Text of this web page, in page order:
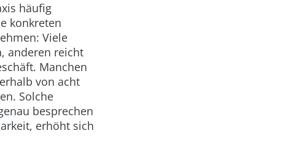
häufig
konkreten
Viele
anderen reicht
Manchen
von acht
Solche
besprechen
erhöht sich